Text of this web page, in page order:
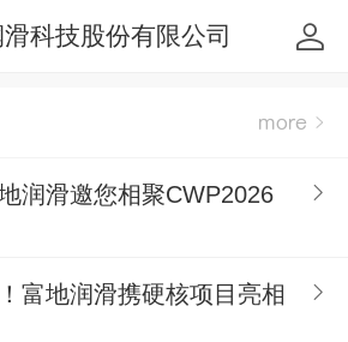
科技股份有限公司
润滑邀您相聚CWP2026
富地润滑携硬核项目亮相